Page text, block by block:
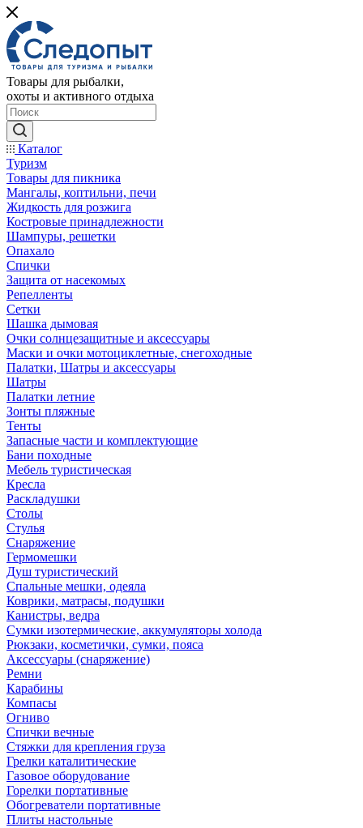
Товары для рыбалки,
охоты и активного отдыха
Каталог
Туризм
Товары для пикника
Мангалы, коптильни, печи
Жидкость для розжига
Костровые принадлежности
Шампуры, решетки
Опахало
Спички
Защита от насекомых
Репелленты
Сетки
Шашка дымовая
Очки солнцезащитные и аксессуары
Маски и очки мотоциклетные, снегоходные
Палатки, Шатры и аксессуары
Шатры
Палатки летние
Зонты пляжные
Тенты
Запасные части и комплектующие
Бани походные
Мебель туристическая
Кресла
Раскладушки
Столы
Стулья
Снаряжение
Гермомешки
Душ туристический
Спальные мешки, одеяла
Коврики, матрасы, подушки
Канистры, ведра
Сумки изотермические, аккумуляторы холода
Рюкзаки, косметички, сумки, пояса
Аксессуары (снаряжение)
Ремни
Карабины
Компасы
Огниво
Спички вечные
Стяжки для крепления груза
Грелки каталитические
Газовое оборудование
Горелки портативные
Обогреватели портативные
Плиты настольные